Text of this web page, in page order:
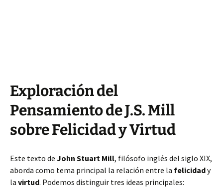
Exploración del
Pensamiento de J.S. Mill
sobre Felicidad y Virtud
Este texto de John Stuart Mill, filósofo inglés del siglo XIX,
aborda como tema principal la relación entre la felicidady
la virtud. Podemos distinguir tres ideas principales: